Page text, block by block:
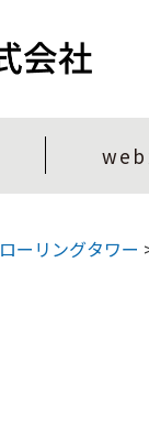
web
ローリングタワー